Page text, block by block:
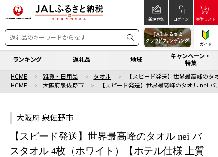
新規登録 ログイン 寄附リスト
ガイド
ランキング 返礼品 地域
キャンペーン・
特集
HOME 雑貨・日用品 タオル
【スピード発送】世界最高峰の
HOME
大阪府泉佐野市 【スピード発送】世界最高峰のタオル nei
大阪府 泉佐野市
【スピード発送】世界最高峰のタオル nei バ
スタオル 4枚（ホワイト）【ホテル仕様 上質